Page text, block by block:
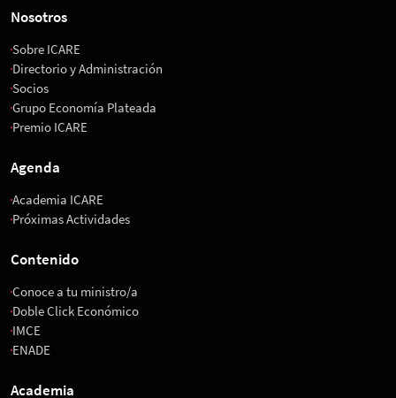
Nosotros
Sobre ICARE
Directorio y Administración
Socios
Grupo Economía Plateada
Premio ICARE
Agenda
Academia ICARE
Próximas Actividades
Contenido
Conoce a tu ministro/a
Doble Click Económico
IMCE
ENADE
Academia